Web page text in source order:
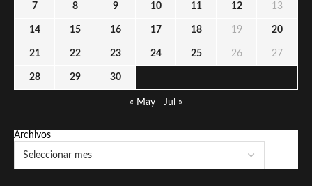
7 8 9 10 11 12 13
14 15 16 17 18 19 20
21 22 23 24 25 26 27
28 29 30
« May Jul »
Archivos